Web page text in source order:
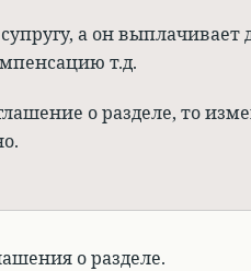
а он выплачивает
т.д.
о разделе, то
о разделе.